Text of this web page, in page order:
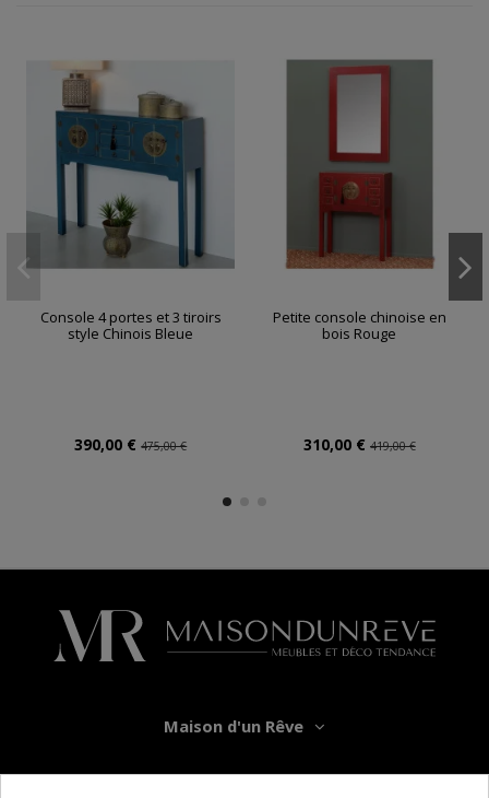
Console 4 portes et 3 tiroirs
style Chinois Bleue
390,00 €475,00 €
Petite console chinoise en
bois Rouge
310,00 € 419,00 €
Maison d'un Rêve
Informations